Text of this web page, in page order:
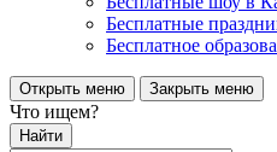
Бесплатные
Бесплатное
Открыть меню Закрыть меню
Что ищем?
Найти